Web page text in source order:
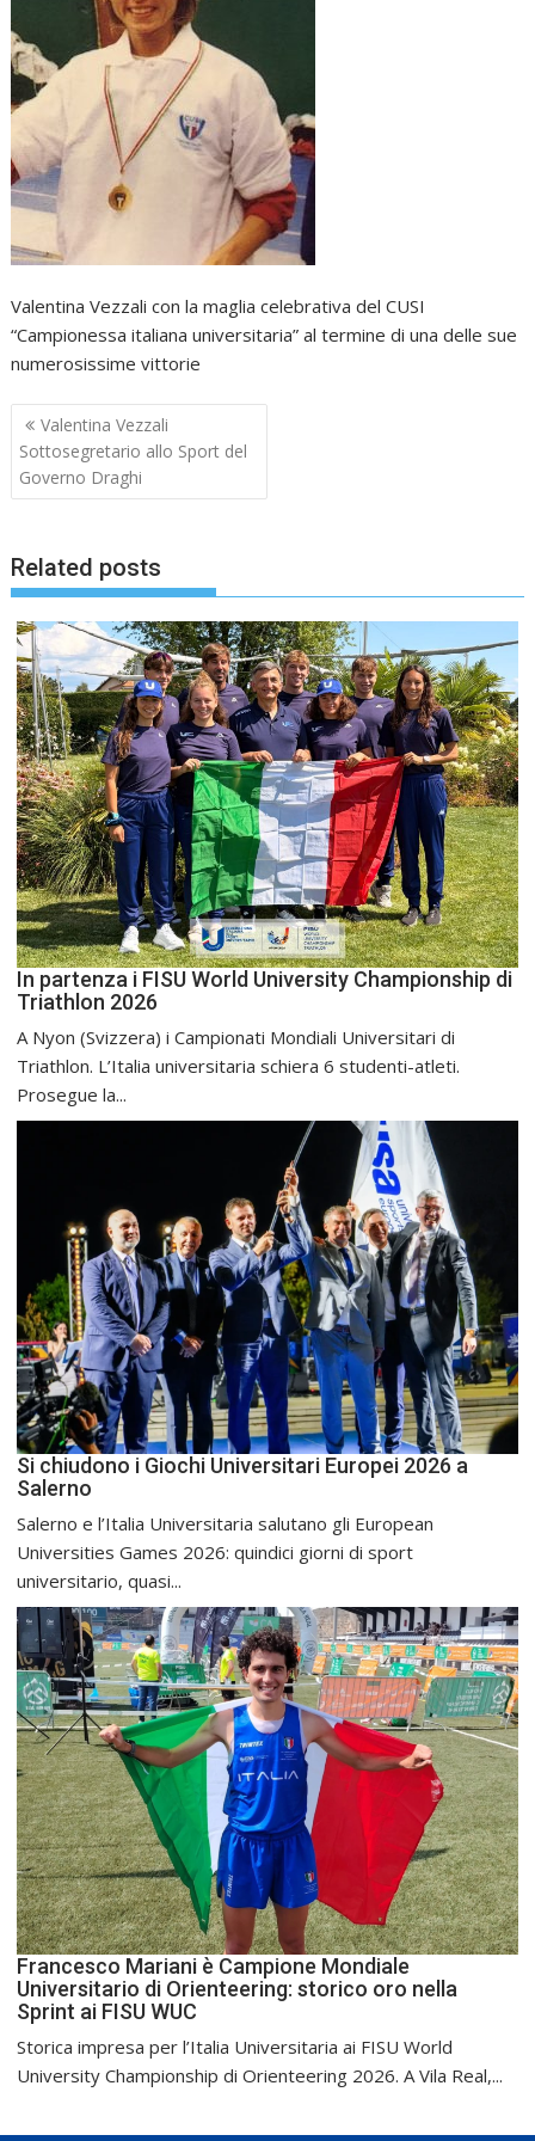
Valentina Vezzali con la maglia celebrativa del CUSI
“Campionessa italiana universitaria” al termine di una delle sue
numerosissime vittorie
Navigazione
articoli
Valentina Vezzali
Sottosegretario allo Sport del
Governo Draghi
Related posts
In partenza i FISU World University Championship di
Triathlon 2026
A Nyon (Svizzera) i Campionati Mondiali Universitari di
Triathlon. L’Italia universitaria schiera 6 studenti-atleti.
Prosegue la...
Si chiudono i Giochi Universitari Europei 2026 a
Salerno
Salerno e l’Italia Universitaria salutano gli European
Universities Games 2026: quindici giorni di sport
universitario, quasi...
Francesco Mariani è Campione Mondiale
Universitario di Orienteering: storico oro nella
Sprint ai FISU WUC
Storica impresa per l’Italia Universitaria ai FISU World
University Championship di Orienteering 2026. A Vila Real,...